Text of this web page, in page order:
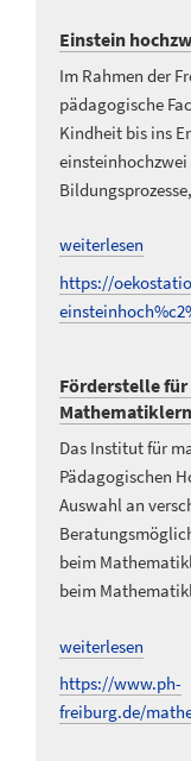
Einstein
Im Rahmen der
pädagogische
Kindheit bis ins
weiterlesen
https://
Förderstelle
Das Institut für
Pädagogischen
Auswahl an
beim
beim
weiterlesen
https://www.ph-
freiburg.de/